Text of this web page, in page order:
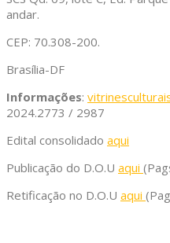
andar.
CEP: 70.308-200.
Brasília-DF
Informações:
2024.2773 / 2987
Edital consolidado aqui
Publicação do D.O.U aqui
Retificação no D.O.U aqui